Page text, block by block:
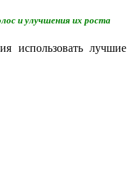
и улучшения их роста
использовать лучшие